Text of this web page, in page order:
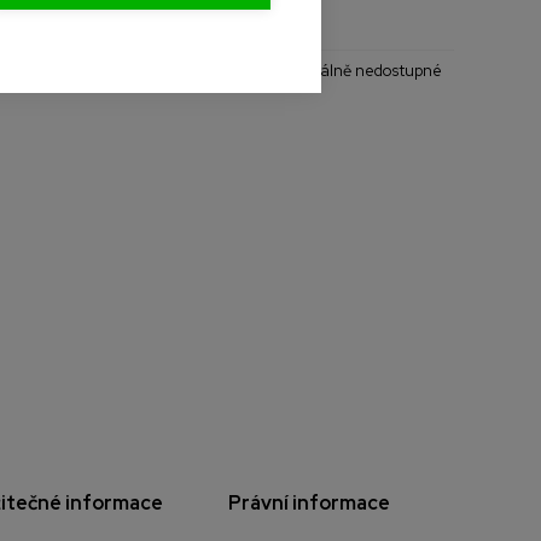
- Aktuálně nedostupné
informace Právní informace